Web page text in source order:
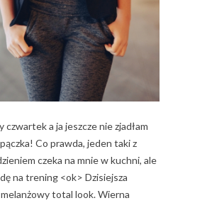
czwartek a ja jeszcze nie zjadłam
Co prawda, jeden taki z
czeka na mnie w kuchni, ale
na trening <ok> Dzisiejsza
total look. Wierna